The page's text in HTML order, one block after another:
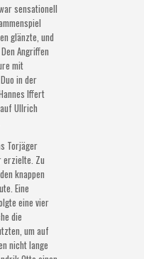
sensationell
glänzte, und
Angriffen
mit
in der
Iffert
Ullrich
Torjäger
erzielte. Zu
knappen
Eine
eine vier
die
um auf
nicht lange